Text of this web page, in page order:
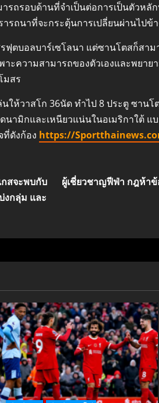
รถรอบด้านที่จำเป็นต่อการเป็นตัวหลั
รถนาที่จะกระตุ้นการเปลี่ยนผ่านไปข้
ตบอลบาร์เซโลนา แต่ซานโตสก็สา
าะความสามารถของตัวเองและพยา
มสร
นให้วาสโก 36นัด ทำไป 8 ประตู ซา
นามิกและเหนียวแน่นในอเมริกาใต้
ที่ดังก้อง https://
สจะพบกับ
งกลุ่ม และ
ผู้เชี่ยวชาญฟีฟ่า กฎห้า